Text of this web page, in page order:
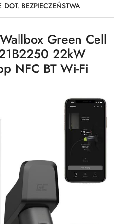
DOT. BEZPIECZEŃSTWA
Green Cell
22kW
NFC BT Wi-Fi